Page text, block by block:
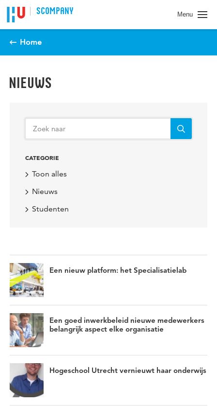
Spring naar pagina inhoud
SCOMPANY Menu
Home
NIEUWS
CATEGORIE
Toon alles
Nieuws
Studenten
Een nieuw platform: het Specialisatielab
Een goed inwerkbeleid nieuwe medewerkers
belangrijk aspect elke organisatie
Hogeschool Utrecht vernieuwt haar onderwijs